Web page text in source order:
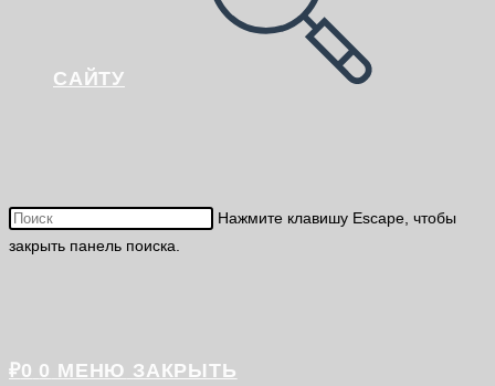
САЙТУ
Нажмите клавишу Escape, чтобы
закрыть панель поиска.
₽0 0 МЕНЮ ЗАКРЫТЬ